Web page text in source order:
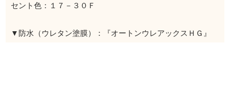
セント色：１７－３０Ｆ
▼防水（ウレタン塗膜）：『オートンウレアックスＨＧ』